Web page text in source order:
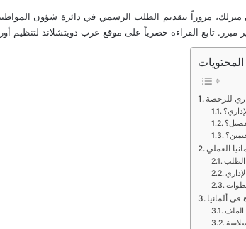
مروراً بتقديم الطلب الرسمي في دائرة شؤون
للرخصة
العملي
الطلب
في ألمانيا
الملف